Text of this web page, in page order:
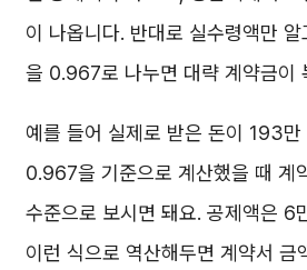
이 나옵니다. 반대로 실수령액만
을 0.967로 나누면 대략 계약금이
예를 들어 실제로 받은 돈이 193만
0.967을 기준으로 계산했을 때 계
수준으로 보시면 돼요. 공제액은 6
이런 식으로 역산해두면 계약서 금